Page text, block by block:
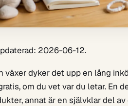
2026-06-12.
växer dyker det upp en lång
om du vet var du letar. En
annat är en självklar del